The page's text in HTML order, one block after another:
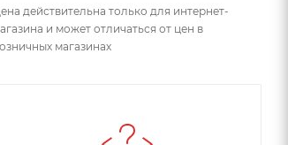
действительна только для интернет-
и может отличаться от цен в
магазинах